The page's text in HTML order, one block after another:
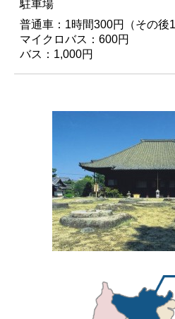
駐車場
普通車：1時間300円（その後
マイクロバス：600円
バス：1,000円